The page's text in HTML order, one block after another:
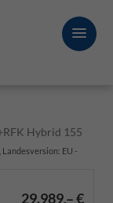
Hybrid 155
, Landesversion: EU -
29.989,– €